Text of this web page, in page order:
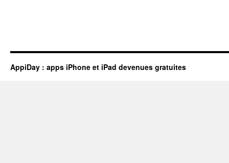
AppiDay : apps iPhone et iPad devenues gratuites